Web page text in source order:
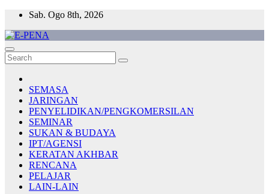
Skip
content
Sab. Ogo 8th, 2026
E-PENA
Berita Digital Terkini
SEMASA
JARINGAN
PENYELIDIKAN/PENGKOMERSILAN
SEMINAR
SUKAN & BUDAYA
IPT/AGENSI
KERATAN AKHBAR
RENCANA
PELAJAR
LAIN-LAIN